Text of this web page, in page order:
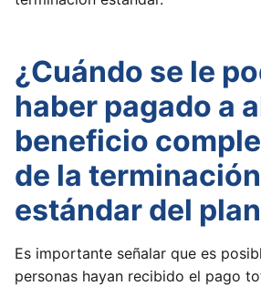
¿Cuándo se le
haber pagado a
beneficio
de la terminación
estándar del
Es importante señalar que es
personas hayan recibido el pago